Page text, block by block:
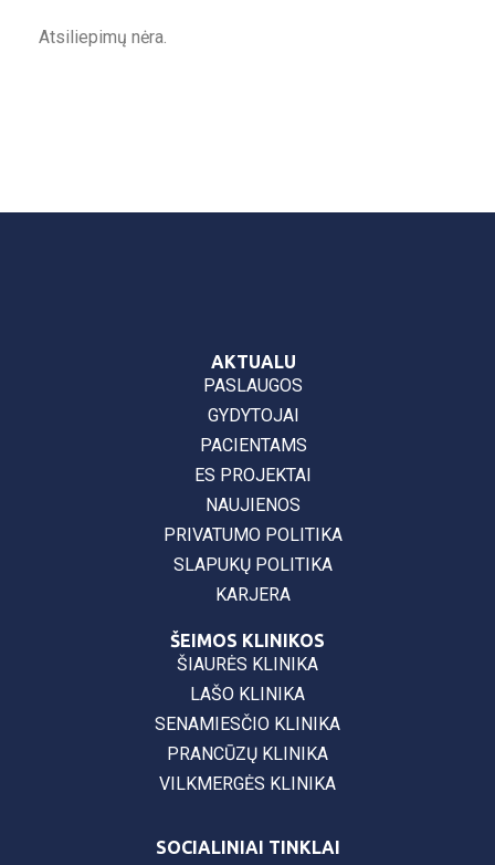
Atsiliepimų nėra.
AKTUALU
PASLAUGOS
GYDYTOJAI
PACIENTAMS
ES PROJEKTAI
NAUJIENOS
PRIVATUMO POLITIKA
SLAPUKŲ POLITIKA
KARJERA
ŠEIMOS KLINIKOS
ŠIAURĖS KLINIKA
LAŠO KLINIKA
SENAMIESČIO KLINIKA
PRANCŪZŲ KLINIKA
VILKMERGĖS KLINIKA
SOCIALINIAI TINKLAI